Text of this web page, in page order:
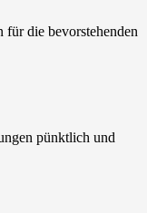
die bevorstehenden
pünktlich und